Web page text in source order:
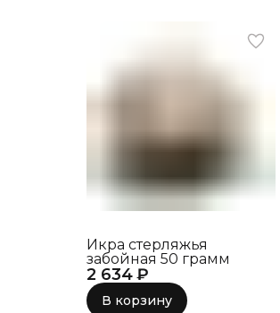
2 634 ₽
Икра стерляжья
забойная 50 грамм
В корзину